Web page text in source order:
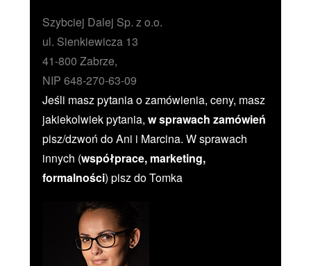
Szybciej Dalej Sp. z o.o.
ul. Sienkiewicza 13
41-800 Zabrze,
NIP 648-270-63-09
Jeśli masz pytania o zamówienia, ceny, masz
jakiekolwiek pytania, w sprawach zamówień
pisz/dzwoń do Ani i Marcina. W sprawach
innych (współprace, marketing,
formalności) pisz do Tomka